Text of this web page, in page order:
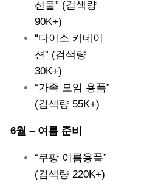
선물” (검색량
90K+)
“다이소 카네이
션” (검색량
30K+)
“가족 모임 용품”
(검색량 55K+)
6월 – 여름 준비
“쿠팡 여름용품”
(검색량 220K+)